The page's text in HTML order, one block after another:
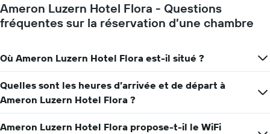
axe
Y
prix
moyen
d'une
chambre
Ameron Luzern Hotel Flora - Questions
fréquentes sur la réservation d’une chambre
Où Ameron Luzern Hotel Flora est-il situé ?
Quelles sont les heures d’arrivée et de départ à
Ameron Luzern Hotel Flora ?
Ameron Luzern Hotel Flora propose-t-il le WiFi